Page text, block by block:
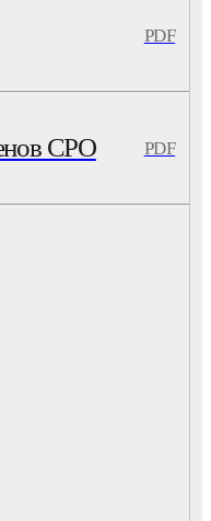
PDF
СРО PDF